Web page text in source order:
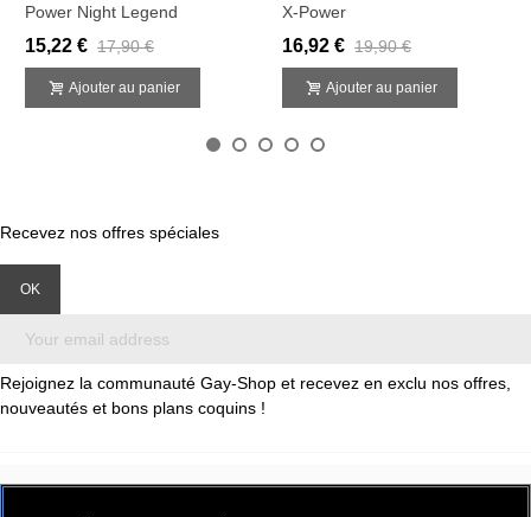
Power Night Legend
15,22 € 17,90 €
Ajouter au panier
X-Power
16,92 € 19,90 €
Ajouter au panier
Recevez nos offres spéciales
Rejoignez la communauté Gay-Shop et recevez en exclu nos offres,
nouveautés et bons plans coquins !